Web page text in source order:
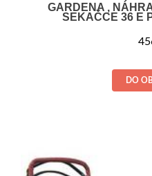
GARDENA ,
SEKAČCE 36 E
DO